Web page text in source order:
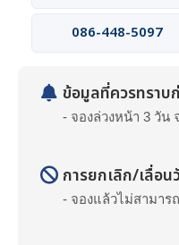
086-448-5097
ข้อมูลที่ควรทราบ
- จองล่วงหน้า 3 วัน
การยกเลิก/เลื่อน
- จองแล้วไม่สามาร